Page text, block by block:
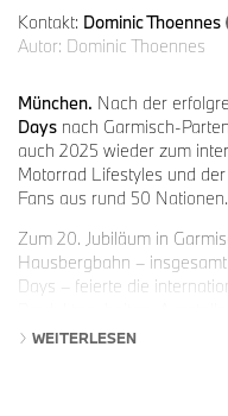
Kontakt: Dominic Thoennes
Autor: Dominic Thoennes
München. Nach der
Days nach Garmisch-
auch 2025 wieder zum
Motorrad Lifestyles und
Fans aus rund 50 Nationen.
Zum 20. Jubiläum in
Hausbergbahn –
Days – feierte die
und nicht zuletzt mit
WEITERLESEN